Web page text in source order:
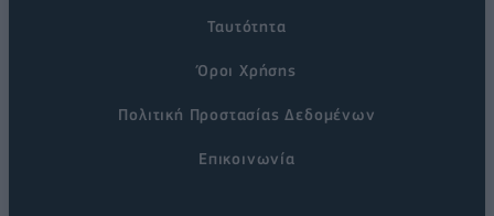
Ταυτότητα
Όροι Χρήσης
Πολιτική Προστασίας Δεδομένων
Επικοινωνία